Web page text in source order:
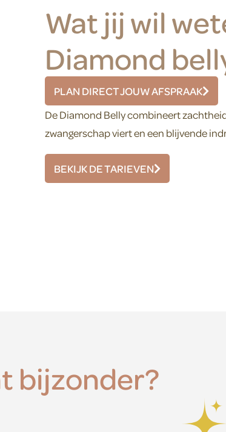
Wat jij wil
Diamond
PLAN DIRECT JOUW AFSPRAAK
De Diamond Belly combineert
zwangerschap viert en een blijvende
BEKIJK DE TARIEVEN
bijzonder?